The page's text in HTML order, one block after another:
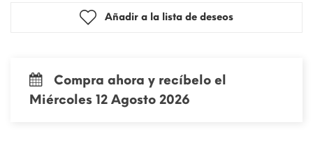
Añadir a la lista de deseos
Compra ahora y recíbelo el
Miércoles 12 Agosto 2026